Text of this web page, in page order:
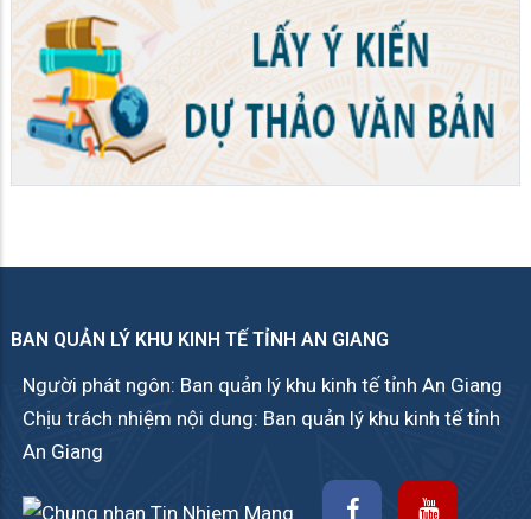
BAN QUẢN LÝ KHU KINH TẾ TỈNH AN GIANG
Người phát ngôn: Ban quản lý khu kinh tế tỉnh An Giang
Chịu trách nhiệm nội dung: Ban quản lý khu kinh tế tỉnh
An Giang